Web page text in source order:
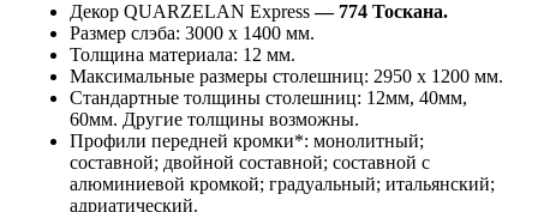
Декор QUARZELAN Express— 774 Тоскана.
Размер слэба: 3000 х 1400 мм.
Толщина материала: 12 мм.
Максимальные размеры столешниц: 2950 х 1200 мм.
Стандартные толщины столешниц: 12мм, 40мм,
60мм. Другие толщины возможны.
Профили передней кромки*: монолитный;
составной; двойной составной; составной с
алюминиевой кромкой; градуальный; итальянский;
адриатический.